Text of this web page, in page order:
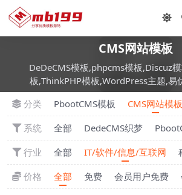
CMS网站模板
DeDeCMS模板,phpcms模板,Discuz
板,ThinkPHP模板,WordPress主题,易
分类
PbootCMS模板 CMS网站模板
系统
全部 DedeCMS织梦
行业
全部 IT/软件/信息/互联网
价格
全部 免费 会员用户免费